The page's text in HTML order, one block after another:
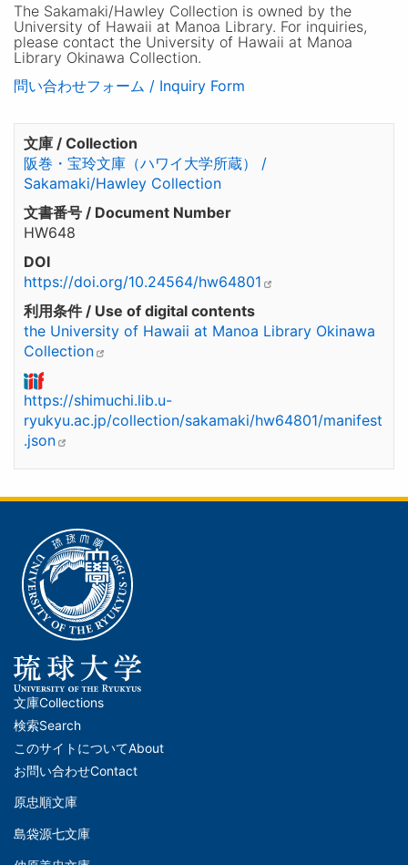
The Sakamaki/Hawley Collection is owned by the
University of Hawaii at Manoa Library. For inquiries,
please contact the University of Hawaii at Manoa
Library Okinawa Collection.
問い合わせフォーム / Inquiry Form
文庫 / Collection
阪巻・宝玲文庫（ハワイ大学所蔵） /
Sakamaki/Hawley Collection
文書番号 / Document Number
HW648
DOI
https://doi.org/10.24564/hw64801
利用条件 / Use of digital contents
the University of Hawaii at Manoa Library Okinawa
Collection
https://shimuchi.lib.u-
ryukyu.ac.jp/collection/sakamaki/hw64801/manifest
.json
メ
イ
ン
ナ
ビ
文庫Collections
検索Search
このサイトについてAbout
お問い合わせContact
文
原忠順文庫
島袋源七文庫